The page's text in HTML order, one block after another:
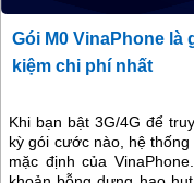
Gói M0 VinaPhone
kiệm chi phí nhất
Khi bạn bật 3G/4G để
kỳ gói cước nào, hệ
mặc định của